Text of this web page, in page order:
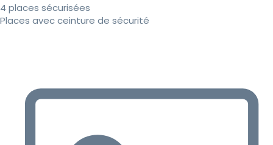
4 places sécurisées
Places avec ceinture de sécurité